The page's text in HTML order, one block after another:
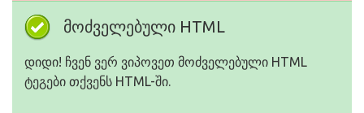
მოძველებული HTML
დიდი! ჩვენ ვერ ვიპოვეთ მოძველებული HTML
ტეგები თქვენს HTML-ში.